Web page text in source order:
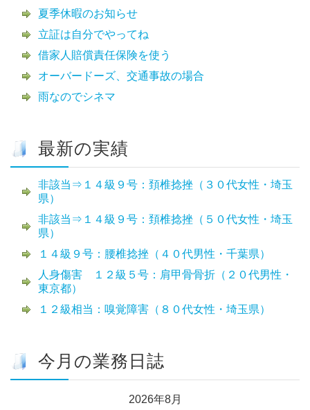
夏季休暇のお知らせ
立証は自分でやってね
借家人賠償責任保険を使う
オーバードーズ、交通事故の場合
雨なのでシネマ
最新の実績
非該当⇒１４級９号：頚椎捻挫（３０代女性・埼玉
県）
非該当⇒１４級９号：頚椎捻挫（５０代女性・埼玉
県）
１４級９号：腰椎捻挫（４０代男性・千葉県）
人身傷害 １２級５号：肩甲骨骨折（２０代男性・
東京都）
１２級相当：嗅覚障害（８０代女性・埼玉県）
今月の業務日誌
2026年8月